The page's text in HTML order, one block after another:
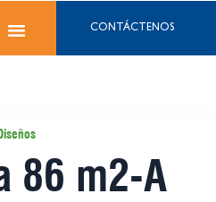
CONTÁCTENOS
86 m2-A